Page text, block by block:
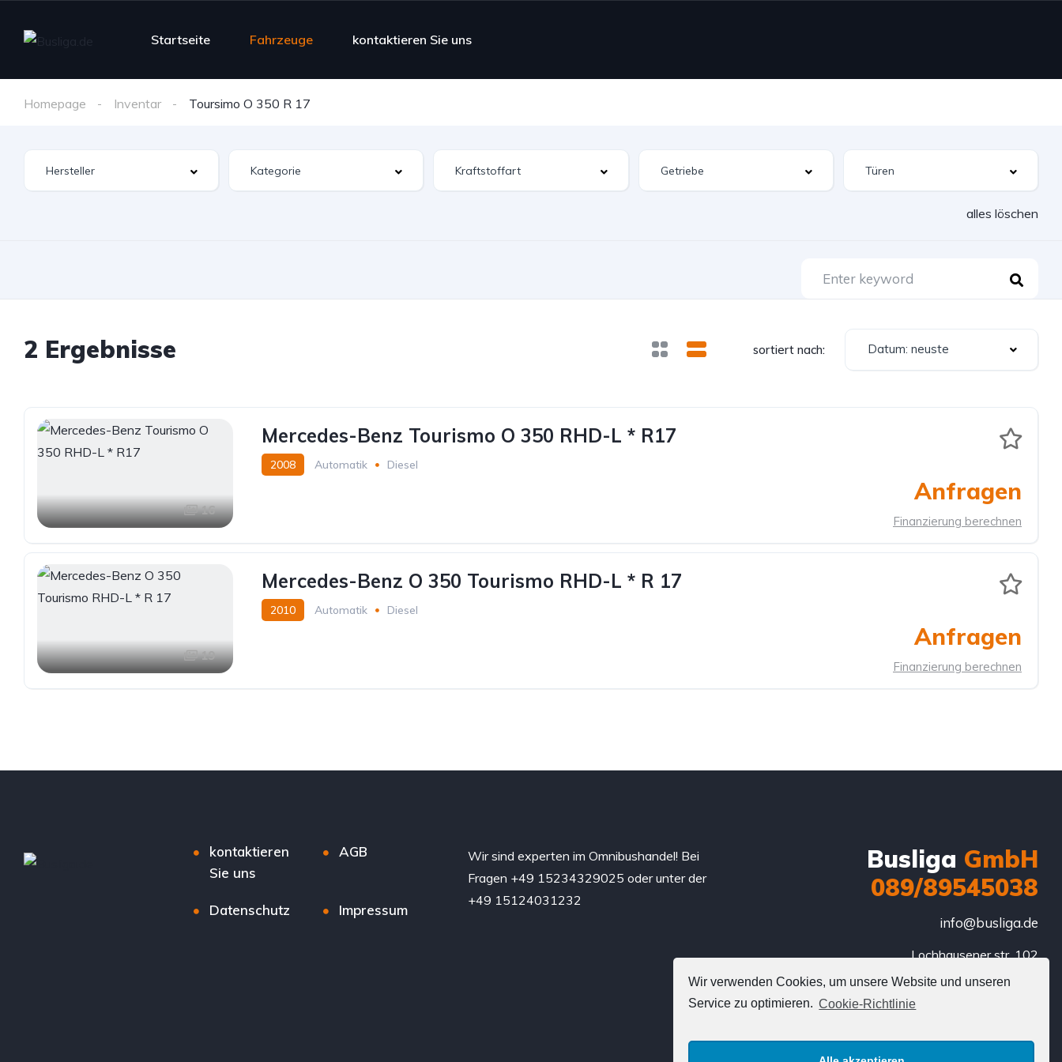
Wir verwenden Cookies, um unsere Website und unseren
Service zu optimieren. Cookie-Richtlinie
Startseite Fahrzeuge kontaktieren Sie uns
Homepage Inventar Toursimo O 350 R 17
alles löschen
2 Ergebnisse sortiert nach: Datum: neuste
16
Mercedes-Benz Tourismo O 350 RHD-L * R17
2008 Automatik Diesel
Anfragen
Finanzierung berechnen
19
Mercedes-Benz O 350 Tourismo RHD-L * R 17
2010 Automatik Diesel
Anfragen
Finanzierung berechnen
kontaktieren
Sie uns
AGB
Datenschutz Impressum
Wir sind experten im Omnibushandel! Bei
Fragen +49 15234329025 oder unter der
+49 15124031232
Busliga GmbH
089/89545038
info@busliga.de
Lochhausener str. 102
81249 München